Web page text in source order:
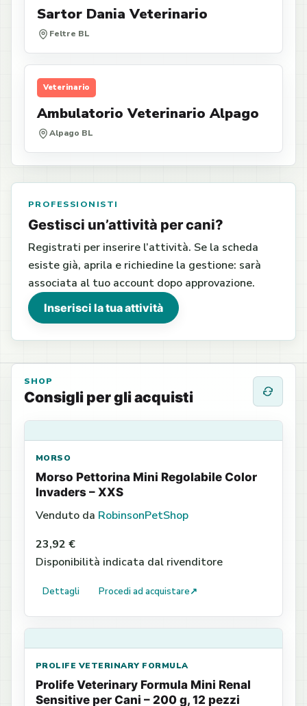
Sartor Dania Veterinario
Feltre BL
Veterinario
Ambulatorio Veterinario Alpago
Alpago BL
PROFESSIONISTI
Gestisci un’attività per cani?
Registrati per inserire l’attività. Se la scheda
esiste già, aprila e richiedine la gestione: sarà
associata al tuo account dopo approvazione.
Inserisci la tua attività
SHOP
Consigli per gli acquisti
MORSO
Morso Pettorina Mini Regolabile Color
Invaders – XXS
Venduto da RobinsonPetShop
23,92 €
Disponibilità indicata dal rivenditore
Dettagli Procedi ad acquistare↗
PROLIFE VETERINARY FORMULA
Prolife Veterinary Formula Mini Renal
Sensitive per Cani – 200 g, 12 pezzi